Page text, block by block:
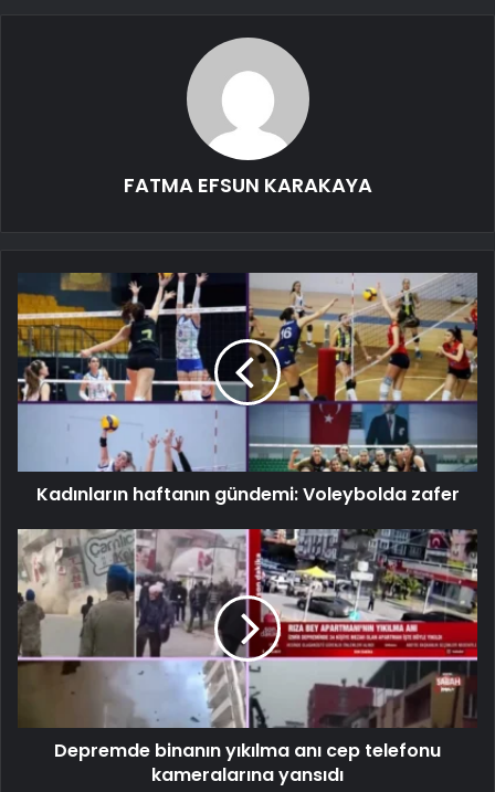
FATMA EFSUN KARAKAYA
Kadınların haftanın gündemi: Voleybolda zafer
Depremde binanın yıkılma anı cep telefonu
kameralarına yansıdı